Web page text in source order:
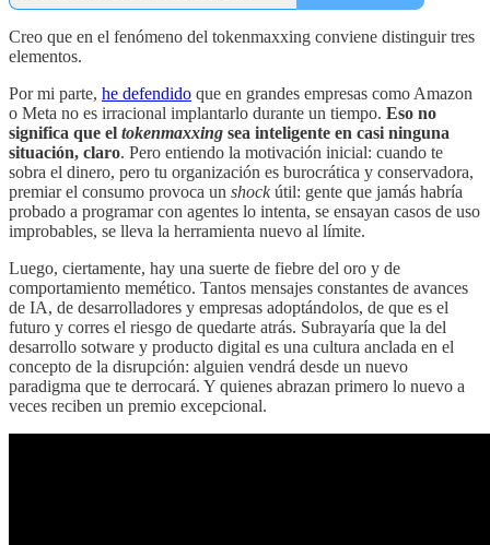
Creo que en el fenómeno del tokenmaxxing conviene distinguir tres
elementos.
Por mi parte, he defendido que en grandes empresas como Amazon
o Meta no es irracional implantarlo durante un tiempo. Eso no
significa que el tokenmaxxing sea inteligente en casi ninguna
situación, claro. Pero entiendo la motivación inicial: cuando te
sobra el dinero, pero tu organización es burocrática y conservadora,
premiar el consumo provoca un shockútil: gente que jamás habría
probado a programar con agentes lo intenta, se ensayan casos de uso
improbables, se lleva la herramienta nuevo al límite.
Luego, ciertamente, hay una suerte de fiebre del oro y de
comportamiento memético. Tantos mensajes constantes de avances
de IA, de desarrolladores y empresas adoptándolos, de que es el
futuro y corres el riesgo de quedarte atrás. Subrayaría que la del
desarrollo sotware y producto digital es una cultura anclada en el
concepto de la disrupción: alguien vendrá desde un nuevo
paradigma que te derrocará. Y quienes abrazan primero lo nuevo a
veces reciben un premio excepcional.